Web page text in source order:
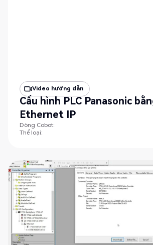
Video hướng dẫn
Cấu hình PLC Panasonic
Ethernet IP
Dòng Cobot:
Thể loại: